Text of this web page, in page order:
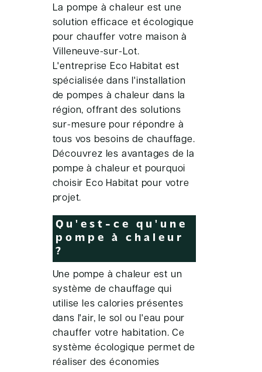
La pompe à chaleur est une
solution efficace et écologique
pour chauffer votre maison à
Villeneuve-sur-Lot.
L'entreprise Eco Habitat est
spécialisée dans l'installation
de pompes à chaleur dans la
région, offrant des solutions
sur-mesure pour répondre à
tous vos besoins de chauffage.
Découvrez les avantages de la
pompe à chaleur et pourquoi
choisir Eco Habitat pour votre
projet.
Qu'est-ce qu'une
pompe à chaleur
?
Une pompe à chaleur est un
système de chauffage qui
utilise les calories présentes
dans l'air, le sol ou l'eau pour
chauffer votre habitation. Ce
système écologique permet de
réaliser des économies